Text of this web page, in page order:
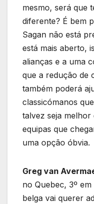
mesmo, será que
diferente? É bem
Sagan não está
está mais aberto,
alianças e a uma
que a redução de
também poderá
classicómanos
talvez seja
equipas que
uma opção óbvia.
Greg van
no Quebec, 3º em
belga vai querer